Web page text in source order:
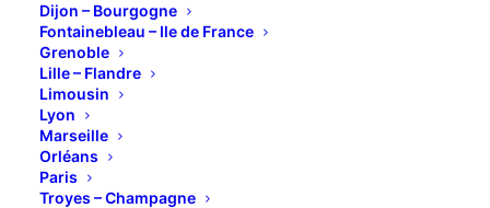
Dijon – Bourgogne
Fontainebleau – Ile de France
Grenoble
Lille – Flandre
Limousin
Lyon
Marseille
Orléans
Paris
Troyes – Champagne
Toutes les manifestations sont reportées en raison
de l’état d’urgence sanitaire